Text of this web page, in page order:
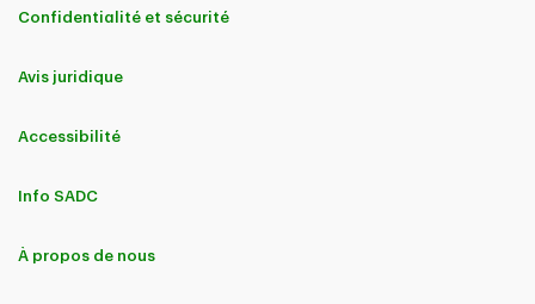
Confidentialité et sécurité
Avis juridique
Accessibilité
Info SADC
À propos de nous